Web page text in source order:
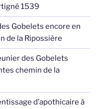
1539
Gobelets encore en
de la Ripossière
des Gobelets
chemin de la
d’apothicaire à